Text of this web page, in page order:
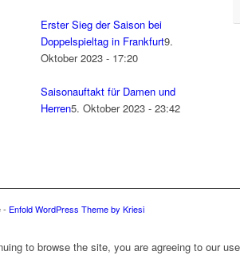
Erster Sieg der Saison bei
Doppelspieltag in Frankfurt9.
Oktober 2023 - 17:20
Saisonauftakt für Damen und
Herren5. Oktober 2023 - 23:42
- Enfold WordPress Theme by Kriesi
to browse the site, you are agreeing to our